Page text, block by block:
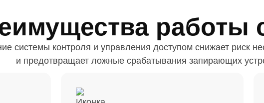
работы
системы контроля и управления доступом снижает риск
и предотвращает ложные срабатывания запирающих